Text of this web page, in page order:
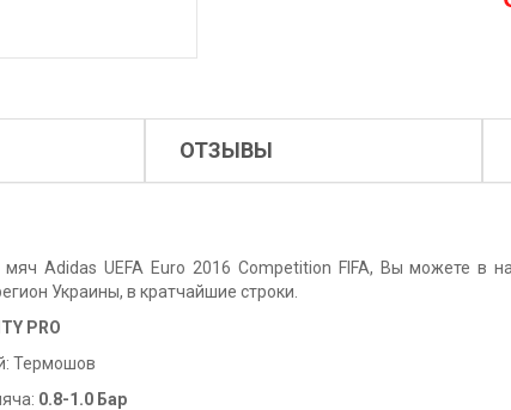
ОТЗЫВЫ
мяч Adidas UEFA Euro 2016 Competition FIFA, Вы можете в
Украины, в кратчайшие строки.
PRO
Термошов
0.8-1.0 Бар